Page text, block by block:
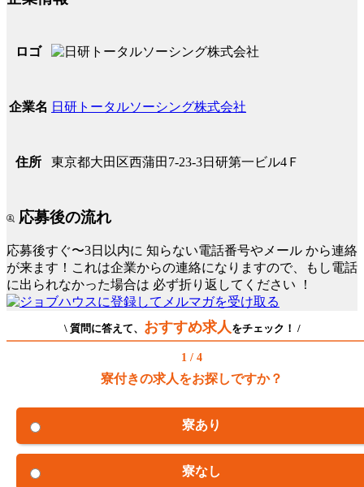
ロゴ
企業名 日研トータルソーシング株式会社
住所 東京都大田区西蒲田7-23-3日研第一ビル4Ｆ
応募後の流れ
応募後すぐ〜3日以内に 知らない電話番号やメール から連絡
が来ます！これは企業からの連絡になりますので、もし電話
に出られなかった場合は 必ず折り返してください ！
\ 質問に答えて、 おすすめ求人をチェック！ /
1 / 4
寮付きの求人をお探しですか？
寮あり
寮なし